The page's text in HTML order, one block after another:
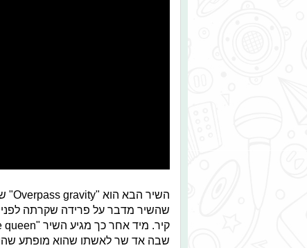
שהשיר מדבר על פרידה שקרתה לפני
שבה אד שר לאשתו שהוא מופתע